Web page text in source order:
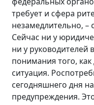
требует и сфера
незамедлительно, –
Сейчас ни у
ни у руководителей
понимания того,
ситуация.
сегодняшнего дня
предупреждения.